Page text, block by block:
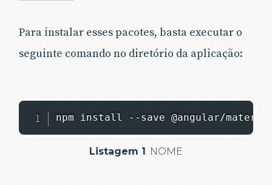
Para instalar esses pacotes, basta executar o
seguinte comando no diretório da aplicação:
npm install --save @angular/
Listagem 1 . NOME